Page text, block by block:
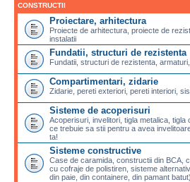
CONSTRUCTII
Proiectare, arhitectura
Proiecte de arhitectura, proiecte de
instalatii
Fundatii, structuri de rezistenta
Fundatii, structuri de rezistenta,
Compartimentari, zidarie
Zidarie, pereti exteriori, pereti interiori,
Sisteme de acoperisuri
Acoperisuri, invelitori, tigla metalica, tigla
ce trebuie sa stii pentru a avea
ta!
Sisteme constructive
Case de caramida, constructii din BCA,
cu cofraje de polistiren, sisteme
din paie, din containere, din pamant